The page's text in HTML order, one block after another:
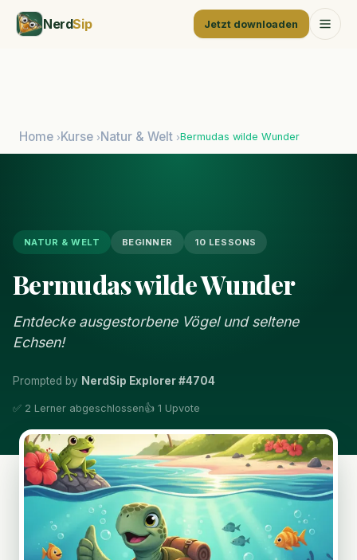
NerdSip Jetzt downloaden
Home ›Kurse ›Natur & Welt ›Bermudas wilde Wunder
NATUR & WELT BEGINNER 10 LESSONS
Bermudas wilde Wunder
Entdecke ausgestorbene Vögel und seltene
Echsen!
Prompted by NerdSip Explorer #4704
✅ 2 Lerner abgeschlossen👍 1 Upvote